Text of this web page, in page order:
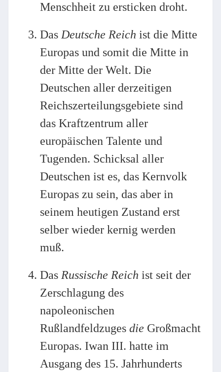
Menschheit zu ersticken droht.
Das Deutsche Reich ist die Mitte
Europas und somit die Mitte in
der Mitte der Welt. Die
Deutschen aller derzeitigen
Reichszerteilungsgebiete sind
das Kraftzentrum aller
europäischen Talente und
Tugenden. Schicksal aller
Deutschen ist es, das Kernvolk
Europas zu sein, das aber in
seinem heutigen Zustand erst
selber wieder kernig werden
muß.
Das Russische Reich ist seit der
Zerschlagung des
napoleonischen
Rußlandfeldzuges die Großmacht
Europas. Iwan III. hatte im
Ausgang des 15. Jahrhunderts